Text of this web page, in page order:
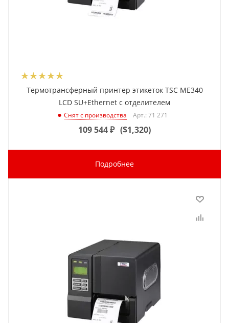
Термотрансферный принтер этикеток TSC ME340
LCD SU+Ethernet с отделителем
Снят с производства Арт.: 71 271
109 544₽ ($1,320)
Подробнее